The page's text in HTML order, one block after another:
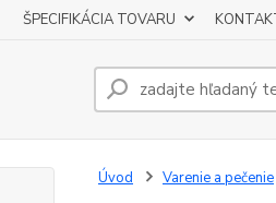
ŠPECIFIKÁCIA TOVARU
Úvod Varenie a pečenie